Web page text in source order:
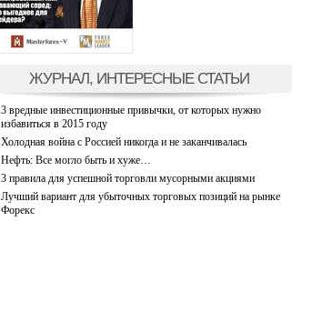
ЖУРНАЛ, ИНТЕРЕСНЫЕ СТАТЬИ
3 вредные инвестиционные привычки, от которых нужно
избавиться в 2015 году
Холодная война с Россией никогда и не заканчивалась
Нефть: Все могло быть и хуже…
3 правила для успешной торговли мусорными акциями
Лучший вариант для убыточных торговых позиций на рынке
Форекс